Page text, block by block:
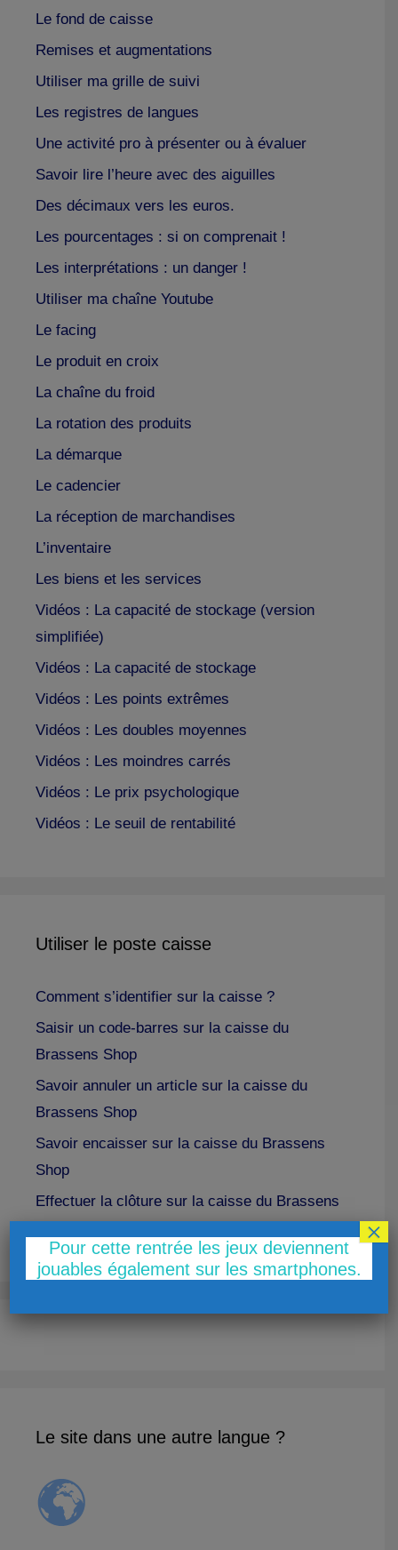
Le fond de caisse
Remises et augmentations
Utiliser ma grille de suivi
Les registres de langues
Une activité pro à présenter ou à évaluer
Savoir lire l’heure avec des aiguilles
Des décimaux vers les euros.
Les pourcentages : si on comprenait !
Les interprétations : un danger !
Utiliser ma chaîne Youtube
Le facing
Le produit en croix
La chaîne du froid
La rotation des produits
La démarque
Le cadencier
La réception de marchandises
L’inventaire
Les biens et les services
Vidéos : La capacité de stockage (version
simplifiée)
Vidéos : La capacité de stockage
Vidéos : Les points extrêmes
Vidéos : Les doubles moyennes
Vidéos : Les moindres carrés
Vidéos : Le prix psychologique
Vidéos : Le seuil de rentabilité
Utiliser le poste caisse
Comment s’identifier sur la caisse ?
Saisir un code-barres sur la caisse du
Brassens Shop
Savoir annuler un article sur la caisse du
Brassens Shop
Savoir encaisser sur la caisse du Brassens
Shop
Effectuer la clôture sur la caisse du Brassens
Le site dans une autre langue ?
Pour cette rentrée les jeux deviennent
jouables également sur les smartphones.
×